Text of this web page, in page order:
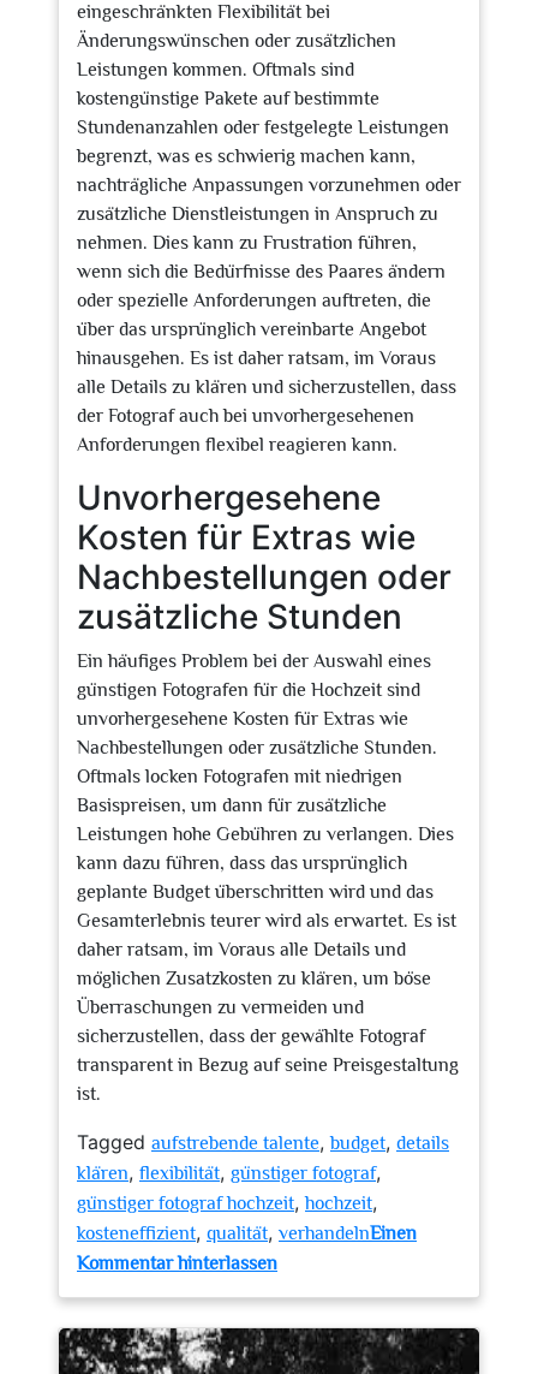
eingeschränkten Flexibilität bei
Änderungswünschen oder zusätzlichen
Leistungen kommen. Oftmals sind
kostengünstige Pakete auf bestimmte
Stundenanzahlen oder festgelegte Leistungen
begrenzt, was es schwierig machen kann,
nachträgliche Anpassungen vorzunehmen oder
zusätzliche Dienstleistungen in Anspruch zu
nehmen. Dies kann zu Frustration führen,
wenn sich die Bedürfnisse des Paares ändern
oder spezielle Anforderungen auftreten, die
über das ursprünglich vereinbarte Angebot
hinausgehen. Es ist daher ratsam, im Voraus
alle Details zu klären und sicherzustellen, dass
der Fotograf auch bei unvorhergesehenen
Anforderungen flexibel reagieren kann.
Unvorhergesehene
Kosten für Extras wie
Nachbestellungen oder
zusätzliche Stunden
Ein häufiges Problem bei der Auswahl eines
günstigen Fotografen für die Hochzeit sind
unvorhergesehene Kosten für Extras wie
Nachbestellungen oder zusätzliche Stunden.
Oftmals locken Fotografen mit niedrigen
Basispreisen, um dann für zusätzliche
Leistungen hohe Gebühren zu verlangen. Dies
kann dazu führen, dass das ursprünglich
geplante Budget überschritten wird und das
Gesamterlebnis teurer wird als erwartet. Es ist
daher ratsam, im Voraus alle Details und
möglichen Zusatzkosten zu klären, um böse
Überraschungen zu vermeiden und
sicherzustellen, dass der gewählte Fotograf
transparent in Bezug auf seine Preisgestaltung
ist.
Tagged aufstrebende talente,budget, details
klären, flexibilität, günstiger fotograf,
günstiger fotograf hochzeit,hochzeit,
kosteneffizient, qualität, verhandelnEinen
Kommentar hinterlassenzu
Auswahl